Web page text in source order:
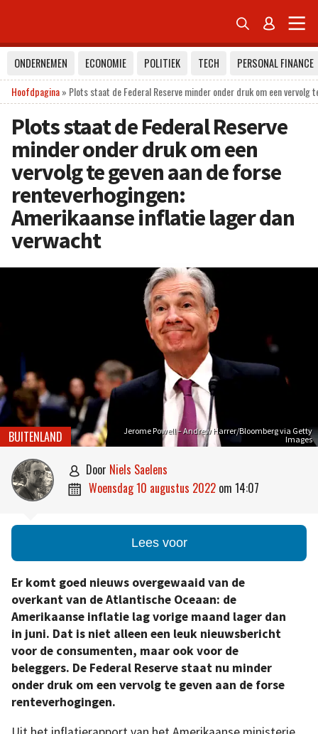
 
ONDERNEMEN ECONOMIE POLITIEK TECH
PERSONAL FINANCE
Hoofdpagina» Plots staat de Federal Reserve minder onder druk om een
Plots staat de Federal Reserve
minder onder druk om een
vervolg te geven aan de forse
renteverhogingen:
Amerikaanse inflatie lager dan
verwacht
Jerome Powell – Andrew Harrer/Bloomberg via Getty
Images
BUITENLAND
 door Niels Saelens
 woensdag 10 augustus 2022 om 14:07
Lees voor
Er komt goed nieuws overgewaaid van de
overkant van de Atlantische Oceaan: de
Amerikaanse inflatie lag vorige maand lager dan
in juni. Dat is niet alleen een leuk nieuwsbericht
voor de consumenten, maar ook voor de
beleggers. De Federal Reserve staat nu minder
onder druk om een vervolg te geven aan de forse
renteverhogingen.